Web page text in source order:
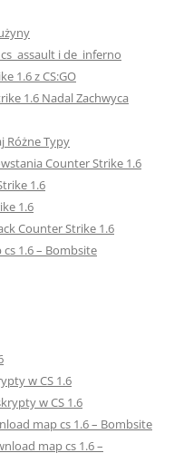
i de_inferno
1.6 z CS:GO
1.6 Nadal Zachwyca
Różne Typy
Counter Strike 1.6
1.6
1.6
Counter Strike 1.6
cs 1.6 – Bombsite
w CS 1.6
w CS 1.6
map cs 1.6 – Bombsite
map cs 1.6 –